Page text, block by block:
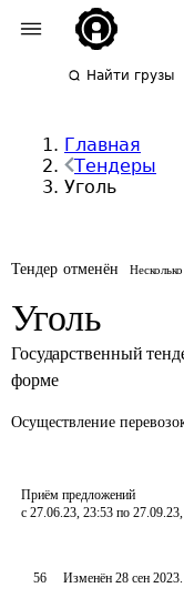
Найти грузы
Главная
Тендеры
Уголь
Тендер отменён
Уголь
Государственный
форме
Осуществление
Приём предложений
с 27.06.23, 23:53 по
56 Изменён28 сен 2023.